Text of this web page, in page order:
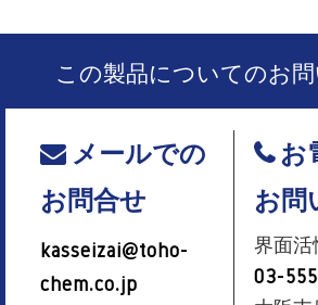
この製品についてのお
メールでの
お問合せ
kasseizai@toho-
chem.co.jp
お
お問
界面活
03-